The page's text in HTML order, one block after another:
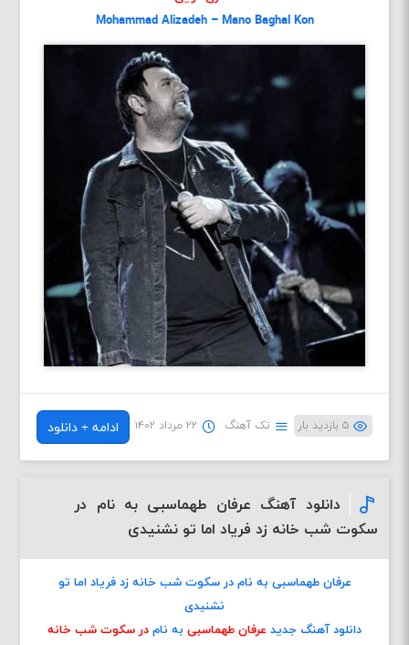
Mohammad Alizadeh – Mano Baghal Kon
۵ بازدید بار تک آهنگ ۲۲ مرداد ۱۴۰۲ ادامه + دانلود
دانلود آهنگ عرفان طهماسبی به نام در
سکوت شب خانه زد فریاد اما تو نشنیدی
عرفان طهماسبی به نام در سکوت شب خانه زد فریاد اما تو
نشنیدی
دانلود آهنگ جدید عرفان طهماسبی به نام در سکوت شب خانه